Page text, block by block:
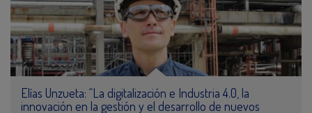
Elías Unzueta: “La digitalización e Industria 4.0, la
innovación en la gestión y el desarrollo de nuevos